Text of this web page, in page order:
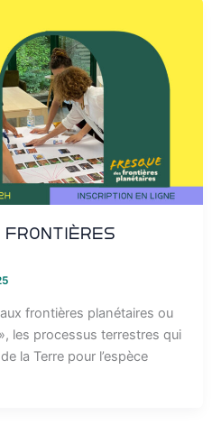
Frontières
frontières planétaires ou
les processus terrestres qui
la Terre pour l’espèce